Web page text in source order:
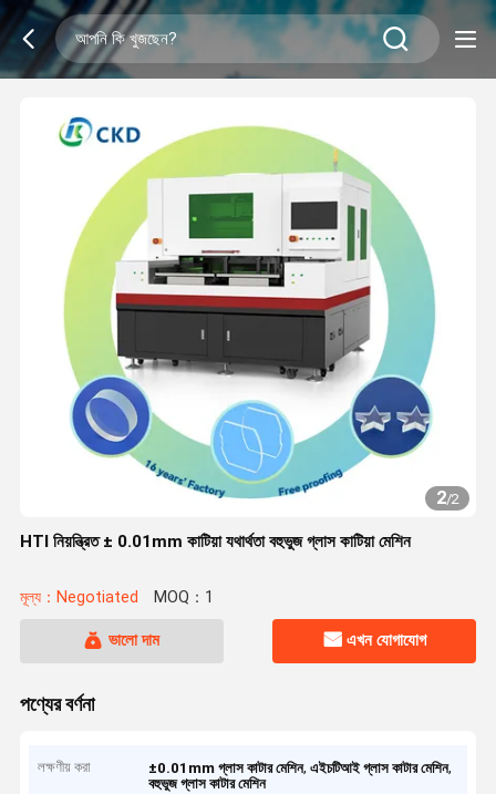
2/2
HTI নিয়ন্ত্রিত ± 0.01mm কাটিয়া যথার্থতা বহুভুজ গ্লাস কাটিয়া মেশিন
মূল্য：Negotiated MOQ：1
ভালো দাম এখন যোগাযোগ
পণ্যের বর্ণনা
লক্ষণীয় করা ±0.01mm গ্লাস কাটার মেশিন,এইচটিআই গ্লাস কাটার মেশিন,
বহুভুজ গ্লাস কাটার মেশিন